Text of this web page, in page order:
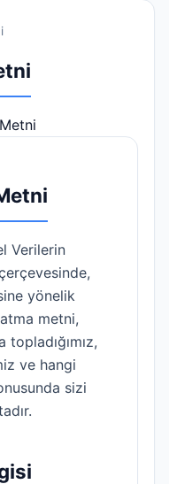
Verilerin
yönelik
metni,
ve hangi
sizi